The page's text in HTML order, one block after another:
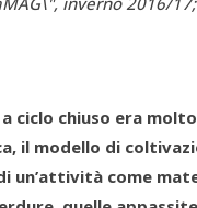
ciclo chiuso era
il modello di
un’attività come